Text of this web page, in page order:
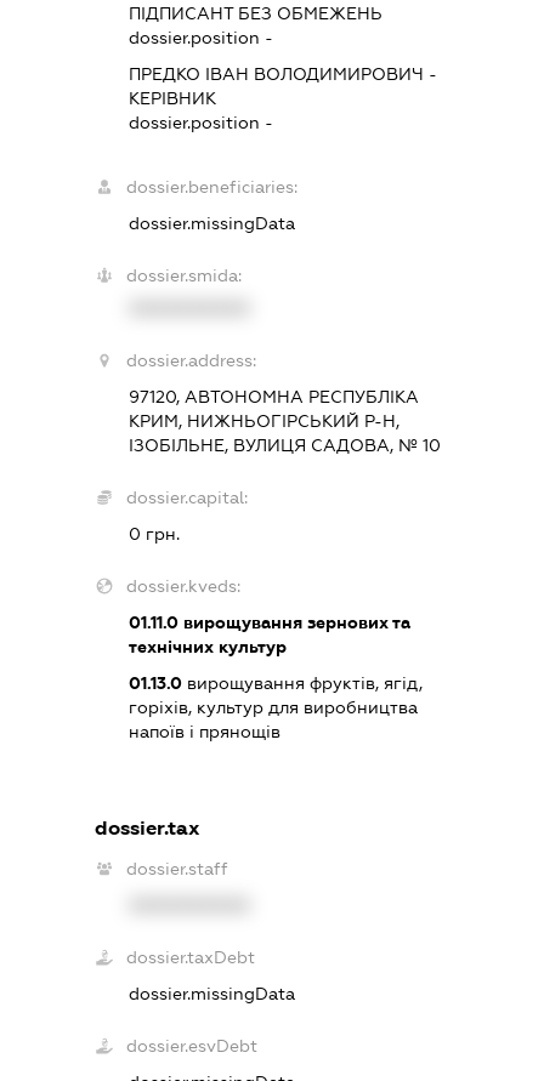
ПІДПИСАНТБЕЗ ОБМЕЖЕНЬ
dossier.position -
ПРЕДКО ІВАН ВОЛОДИМИРОВИЧ -
КЕРІВНИК
dossier.position -
dossier.beneficiaries:
dossier.missingData
dossier.smida:
dossier.address:
97120, АВТОНОМНА РЕСПУБЛІКА
КРИМ, НИЖНЬОГІРСЬКИЙ Р-Н,
ІЗОБІЛЬНЕ, ВУЛИЦЯ САДОВА, № 10
dossier.capital:
0 грн.
dossier.kveds:
01.11.0 вирощування зернових та
технічних культур
01.13.0 вирощування фруктів, ягід,
горіхів, культур для виробництва
напоїв і прянощів
dossier.tax
dossier.staff
dossier.taxDebt
dossier.missingData
dossier.esvDebt